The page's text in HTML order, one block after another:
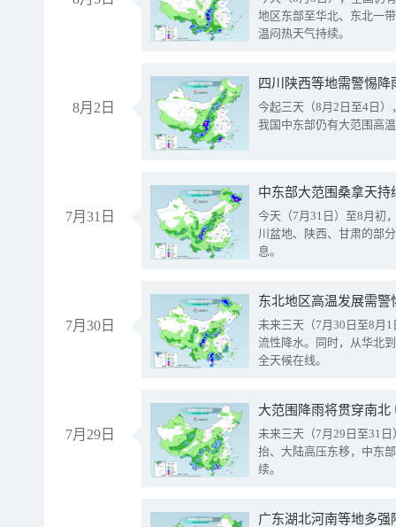
地区东部至华北、东北一
温闷热天气持续。
8月2日
今起三天（8月2日至4日
我国中东部仍有大范围高
7月31日
中东部大范围桑拿天
今天（7月31日）至8月初
川盆地、陕西、甘肃的部
息。
7月30日
东北地区高温发展需
未来三天（7月30日至8月
流性降水。同时，从华北
全天候在线。
7月29日
大范围降雨将贯穿南
未来三天（7月29日至31
抬、大陆高压东移，中东
续。
广东湖北河南等地多